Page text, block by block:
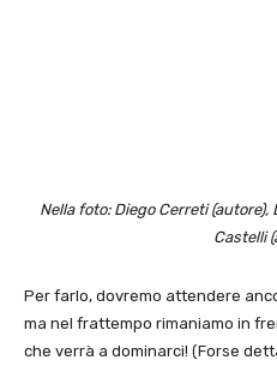
Nella foto: Diego Cerreti
Castelli
Per farlo, dovremo attendere
ma nel frattempo rimaniamo in
che verrà a dominarci! (Forse